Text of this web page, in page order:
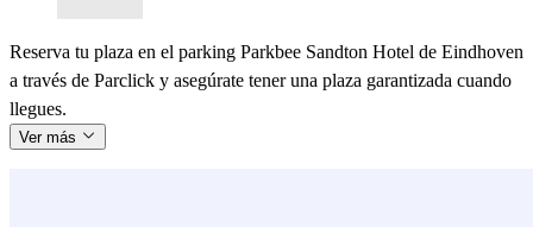
Reserva tu plaza en el parking Parkbee Sandton Hotel de Eindhoven
a través de Parclick y asegúrate tener una plaza garantizada cuando
llegues.
Ver más